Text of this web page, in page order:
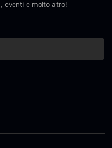
eventi e molto altro!